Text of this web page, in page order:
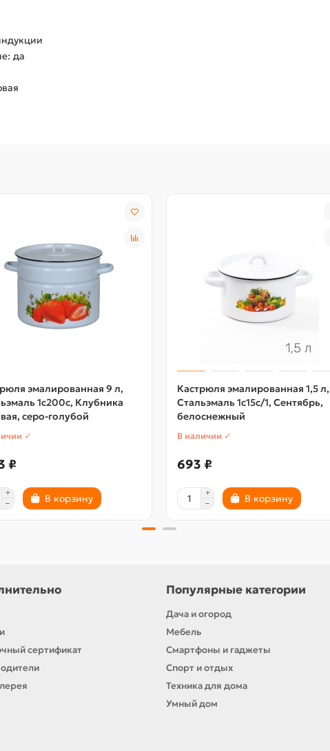
да
эмалированная 9 л,
1с200с, Клубника
серо-голубой
✓
₽
В корзину
Кастрюля эмалированная 1,5 л,
Стальэмаль 1с15с/1, Сентябрь,
белоснежный
В наличии ✓
693 ₽
В корзину
сертификат
Популярные категории
Дача и огород
Мебель
Смартфоны и гаджеты
Спорт и отдых
Техника для дома
Умный дом